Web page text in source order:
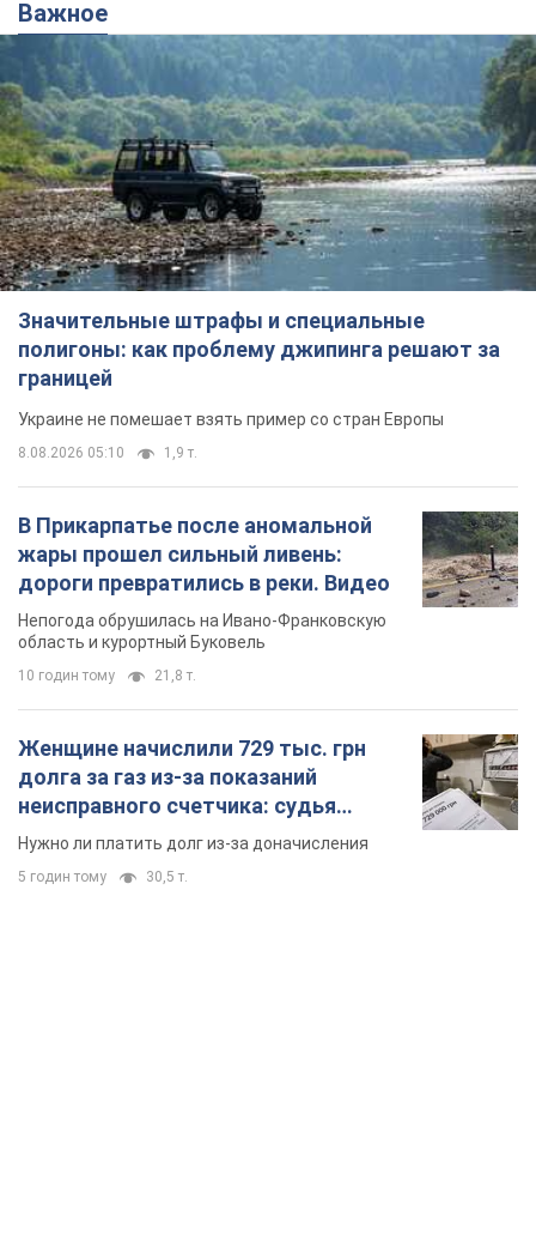
Важное
Значительные штрафы и специальные
полигоны: как проблему джипинга решают за
границей
Украине не помешает взять пример со стран Европы
8.08.2026 05:10 1,9 т.
В Прикарпатье после аномальной
жары прошел сильный ливень:
дороги превратились в реки. Видео
Непогода обрушилась на Ивано-Франковскую
область и курортный Буковель
10 годин тому 21,8 т.
Женщине начислили 729 тыс. грн
долга за газ из-за показаний
неисправного счетчика: судья
вынес неожиданное решение
Нужно ли платить долг из-за доначисления
5 годин тому 30,5 т.